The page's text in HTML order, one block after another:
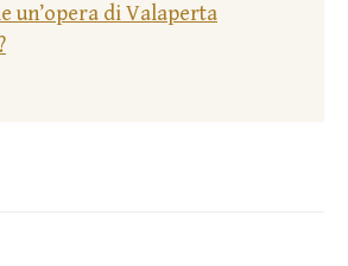
un’opera di Valaperta